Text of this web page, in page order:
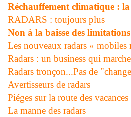
Réchauffement climatique :
RADARS : toujours plus
Non à la baisse des limitations
Les nouveaux radars « mobiles
Radars : un business qui
Radars tronçon...Pas de
Avertisseurs de radars
Piéges sur la route des vacances
La manne des radars